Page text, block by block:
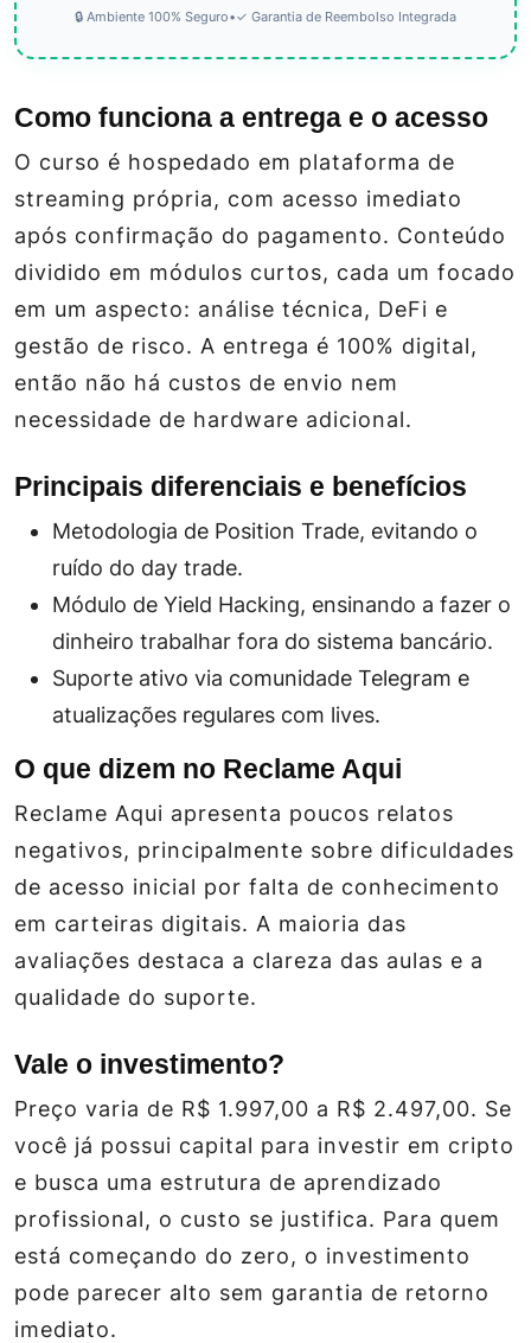
🔒 Ambiente 100% Seguro•✓ Garantia de Reembolso Integrada
Como funciona a entrega e o acesso
O curso é hospedado em plataforma de
streaming própria, com acesso imediato
após confirmação do pagamento. Conteúdo
dividido em módulos curtos, cada um focado
em um aspecto: análise técnica, DeFi e
gestão de risco. A entrega é 100% digital,
então não há custos de envio nem
necessidade de hardware adicional.
Principais diferenciais e benefícios
Metodologia de Position Trade, evitando o
ruído do day trade.
Módulo de Yield Hacking, ensinando a fazer o
dinheiro trabalhar fora do sistema bancário.
Suporte ativo via comunidade Telegram e
atualizações regulares com lives.
O que dizem no Reclame Aqui
Reclame Aqui apresenta poucos relatos
negativos, principalmente sobre dificuldades
de acesso inicial por falta de conhecimento
em carteiras digitais. A maioria das
avaliações destaca a clareza das aulas e a
qualidade do suporte.
Vale o investimento?
Preço varia de R$ 1.997,00 a R$ 2.497,00. Se
você já possui capital para investir em cripto
e busca uma estrutura de aprendizado
profissional, o custo se justifica. Para quem
está começando do zero, o investimento
pode parecer alto sem garantia de retorno
imediato.